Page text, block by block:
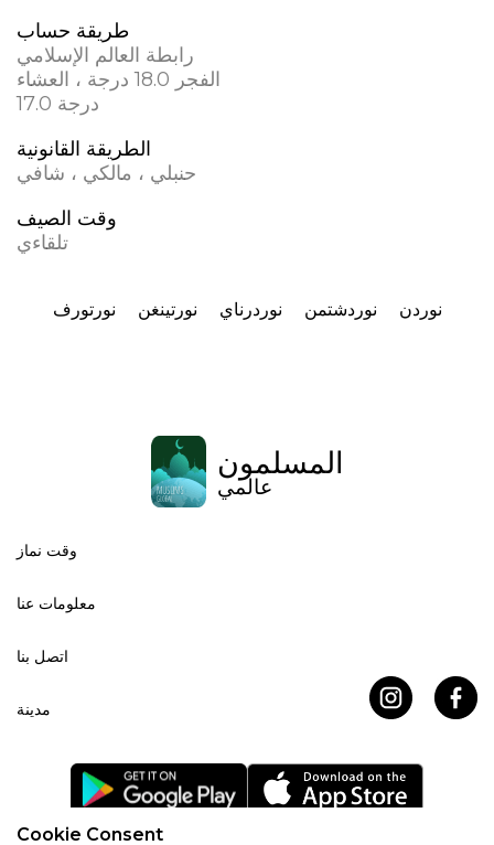
Cookie Consent
طريقة حساب
رابطة العالم الإسلامي
الفجر 18.0 درجة ، العشاء
17.0 درجة
الطريقة القانونية
حنبلي ، مالكي ، شافي
وقت الصيف
تلقاءي
نورتورف نورتينغن نوردرناي نوردشتمن نوردن
المسلمون
عالمي
وقت نماز
معلومات عنا
اتصل بنا
مدينة